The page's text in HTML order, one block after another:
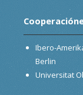
Ibero-
Berlin
Universitat